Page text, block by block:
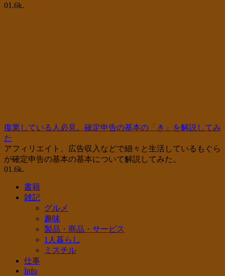
01.6k.
復業している人必見。確定申告の基本の「き」を解説してみ
た
アフィリエイト、広告収入などで細々と生活しているもぐら
が確定申告の基本の基本について解説してみた。
01.6k.
書籍
雑記
グルメ
趣味
製品・商品・サービス
1人暮らし
ミスチル
仕事
Info